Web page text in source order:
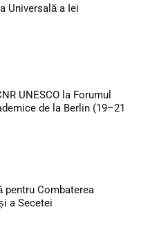
Universală a Iei
UNESCO la Forumul
de la Berlin (19–21
Participarea CNR UNESCO
pentru Combaterea
a Secetei